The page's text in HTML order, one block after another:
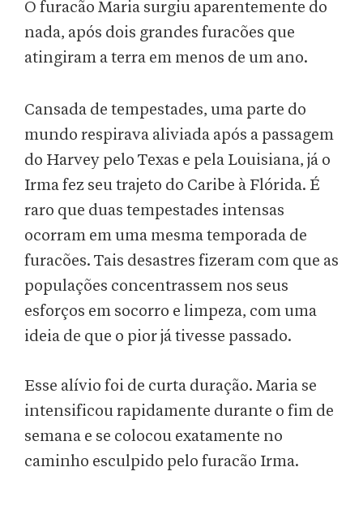
O furacão Maria surgiu aparentemente do
nada, após dois grandes furacões que
atingiram a terra em menos de um ano.
Cansada de tempestades, uma parte do
mundo respirava aliviada após a passagem
do Harvey pelo Texas e pela Louisiana, já o
Irma fez seu trajeto do Caribe à Flórida. É
raro que duas tempestades intensas
ocorram em uma mesma temporada de
furacões. Tais desastres fizeram com que as
populações concentrassem nos seus
esforços em socorro e limpeza, com uma
ideia de que o pior já tivesse passado.
Esse alívio foi de curta duração. Maria se
intensificou rapidamente durante o fim de
semana e se colocou exatamente no
caminho esculpido pelo furacão Irma.